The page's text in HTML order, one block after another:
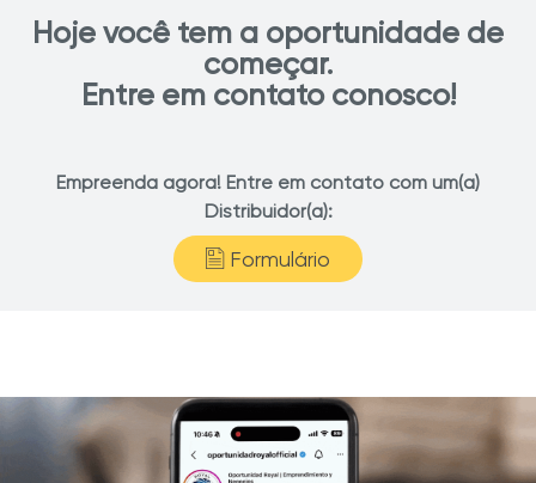
Hoje você tem a oportunidade de
começar.
Entre em contato conosco!
Empreenda agora! Entre em contato com um(a)
Distribuidor(a):
Formulário